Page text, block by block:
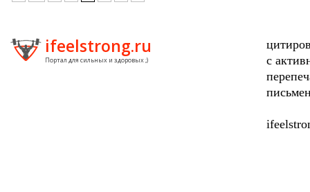
ifeelstrong.ru
Портал для сильных и здоровых ;)
с